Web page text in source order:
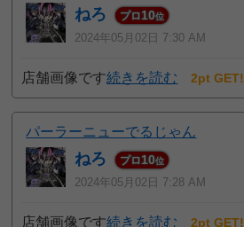
ねろ プロ10位
2024年05月02日 7:30 AM
店舗画像です続きを読む 2pt GET!
パーラーニューでるじゃん
ねろ プロ10位
2024年05月02日 7:28 AM
店舗画像です続きを読む 2pt GET!